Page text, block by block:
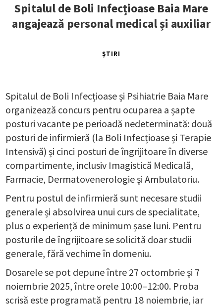
Spitalul de Boli Infecțioase Baia Mare
angajează personal medical și auxiliar
ȘTIRI
Spitalul de Boli Infecțioase și Psihiatrie Baia Mare
organizează concurs pentru ocuparea a șapte
posturi vacante pe perioadă nedeterminată: două
posturi de infirmieră (la Boli Infecțioase și Terapie
Intensivă) și cinci posturi de îngrijitoare în diverse
compartimente, inclusiv Imagistică Medicală,
Farmacie, Dermatovenerologie și Ambulatoriu.
Pentru postul de infirmieră sunt necesare studii
generale și absolvirea unui curs de specialitate,
plus o experiență de minimum șase luni. Pentru
posturile de îngrijitoare se solicită doar studii
generale, fără vechime în domeniu.
Dosarele se pot depune între 27 octombrie și 7
noiembrie 2025, între orele 10:00–12:00. Proba
scrisă este programată pentru 18 noiembrie, iar